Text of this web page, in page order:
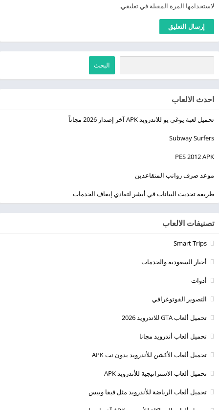
لاستخدامها المرة المقبلة في تعليقي.
البحث
احدث الالعاب
تحميل لعبة يوغي يو للاندرويد APK آخر إصدار 2026 مجاناً
Subway Surfers
PES 2012 APK
موعد صرف رواتب المتقاعدين
طريقة تحديث البيانات في أبشر لتفادي إيقاف الخدمات
تصنيفات الالعاب
Smart Trips
أخبار السعودية والخدمات
أدوات
التصوير الفوتوغرافي
تحميل ألعاب GTA للاندرويد 2026
تحميل ألعاب أندرويد مجانا
تحميل ألعاب الأكشن للأندرويد بدون نت APK
تحميل ألعاب الاستراتيجية للأندرويد APK
تحميل ألعاب الرياضة للأندرويد مثل فيفا وبيس